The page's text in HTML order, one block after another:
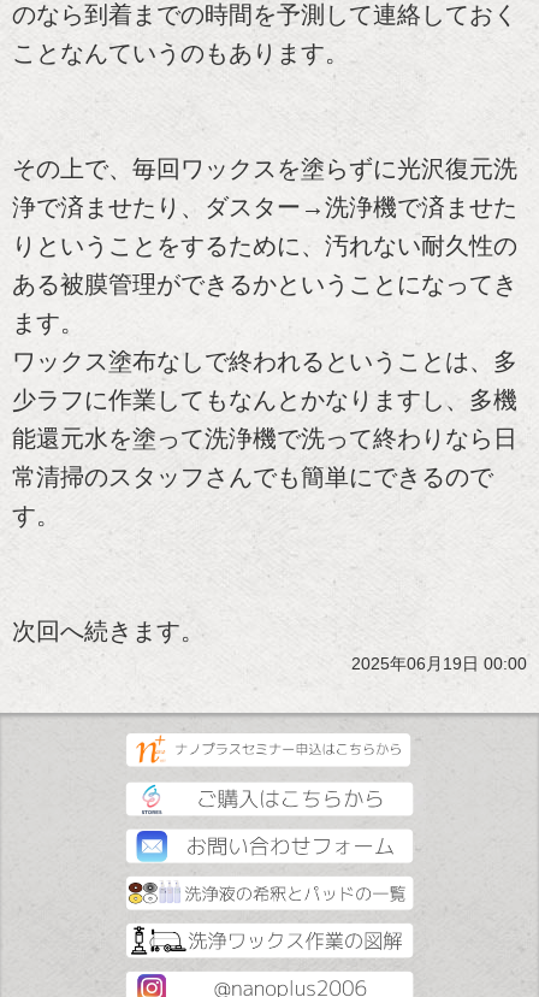
のなら到着までの時間を予測して連絡しておく
ことなんていうのもあります。
その上で、毎回ワックスを塗らずに光沢復元洗
浄で済ませたり、ダスター→洗浄機で済ませた
りということをするために、汚れない耐久性の
ある被膜管理ができるかということになってき
ます。
ワックス塗布なしで終われるということは、多
少ラフに作業してもなんとかなりますし、多機
能還元水を塗って洗浄機で洗って終わりなら日
常清掃のスタッフさんでも簡単にできるので
す。
次回へ続きます。
2025年06月19日 00:00